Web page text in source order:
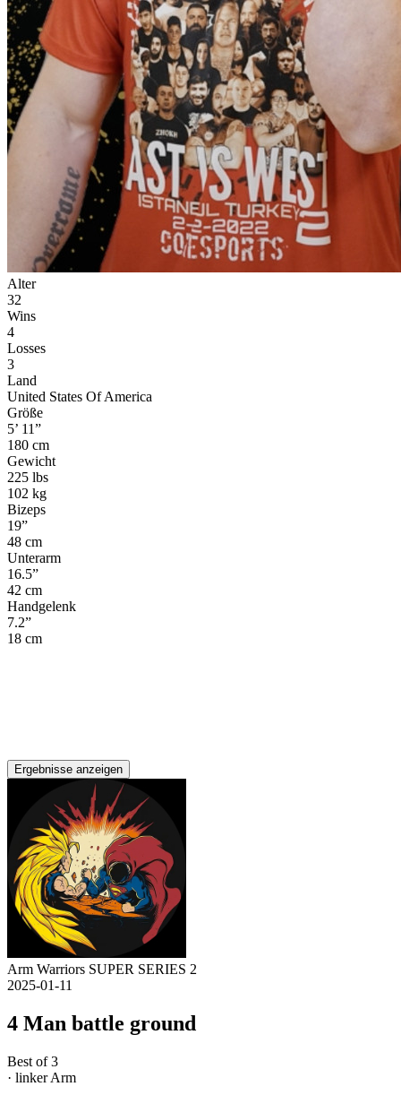
Alter
32
Wins
4
Losses
3
Land
United States Of America
Größe
5’ 11”
180 cm
Gewicht
225 lbs
102 kg
Bizeps
19”
48 cm
Unterarm
16.5”
42 cm
Handgelenk
7.2”
18 cm
Ergebnisse anzeigen
Arm Warriors SUPER SERIES 2
2025-01-11
4 Man battle ground
Best of 3
· linker Arm